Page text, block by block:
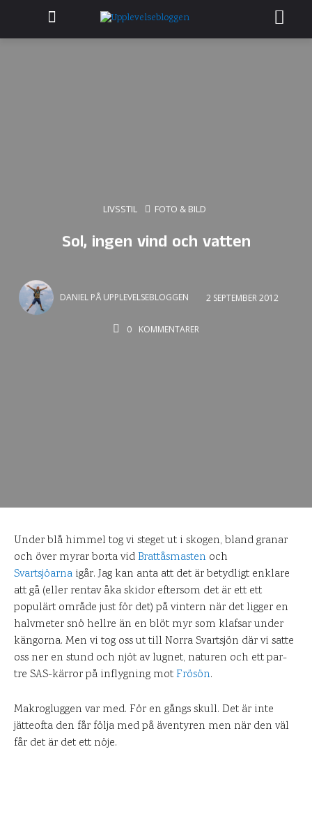
LIVSSTIL FOTO & BILD
Sol, ingen vind och vatten
DANIEL PÅ UPPLEVELSEBLOGGEN 2 SEPTEMBER 2012
0 KOMMENTARER
Under blå himmel tog vi steget ut i skogen, bland granar
och över myrar borta vidBrattåsmasten och
Svartsjöarna igår. Jag kan anta att det är betydligt enklare
att gå (eller rentav åka skidor eftersom det är ett ett
populärt område just för det) på vintern när det ligger en
halvmeter snö hellre än en blöt myr som klafsar under
kängorna. Men vi tog oss ut till Norra Svartsjön där vi satte
oss ner en stund och njöt av lugnet, naturen och ett par-
tre SAS-kärror på inflygning motFrösön.
Makrogluggen var med. För en gångs skull. Det är inte
jätteofta den får följa med på äventyren men när den väl
får det är det ett nöje.